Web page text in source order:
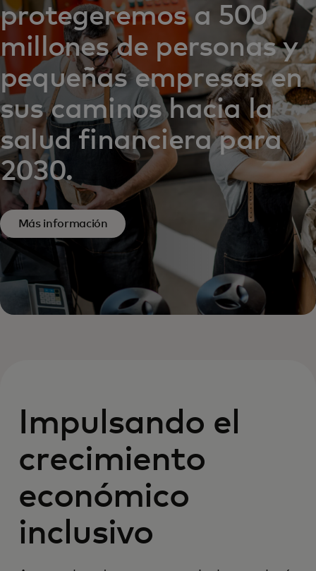
protegeremos a 500
millones de personas y
pequeñas empresas en
sus caminos hacia la
salud financiera para
2030.
Más información
Impulsando el
crecimiento
económico
inclusivo